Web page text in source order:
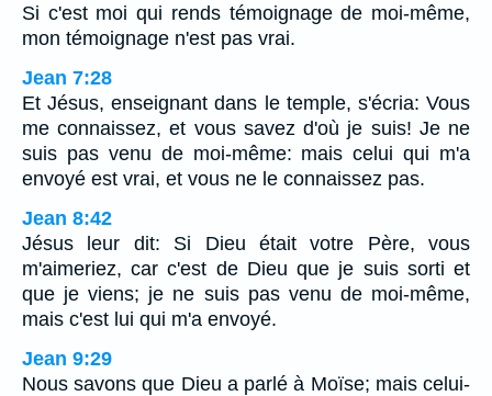
Si c'est moi qui rends témoignage de moi-même,
mon témoignage n'est pas vrai.
Jean 7:28
Et Jésus, enseignant dans le temple, s'écria: Vous
me connaissez, et vous savez d'où je suis! Je ne
suis pas venu de moi-même: mais celui qui m'a
envoyé est vrai, et vous ne le connaissez pas.
Jean 8:42
Jésus leur dit: Si Dieu était votre Père, vous
m'aimeriez, car c'est de Dieu que je suis sorti et
que je viens; je ne suis pas venu de moi-même,
mais c'est lui qui m'a envoyé.
Jean 9:29
Nous savons que Dieu a parlé à Moïse; mais celui-